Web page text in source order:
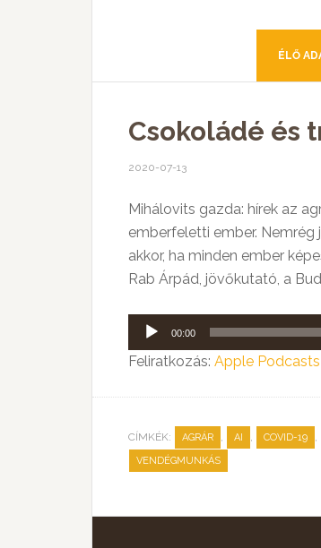
ÉLŐ
Csokoládé és
2020-07-13
Mihálovits gazda: hírek az
emberfeletti ember. Nemrég
akkor, ha minden ember
Rab Árpád, jövőkutató, a
Audió
lejátszó
00:00
Feliratkozás: Apple Podcasts
CÍMKÉK: AGRÁR , AI , COVID-19 ,
VENDÉGMUNKÁS